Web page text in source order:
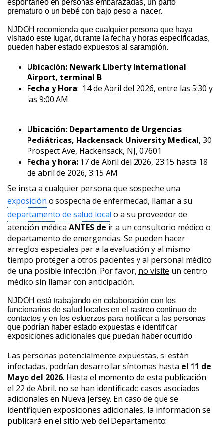
espontáneo en personas embarazadas, un parto
prematuro o un bebé con bajo peso al nacer.
NJDOH recomienda que cualquier persona que haya
visitado este lugar, durante la fecha y horas especificadas,
pueden haber estado expuestos al sarampión.
Ubicación: Newark Liberty International
Airport, terminal B
Fecha y Hora: 14 de Abril del 2026, entre las 5:30 y
las 9:00 AM
Ubicación: Departamento de Urgencias
Pediátricas, Hackensack University Medical, 30
Prospect Ave, Hackensack, NJ, 07601
Fecha y hora: 17 de Abril del 2026, 23:15 hasta 18
de abril de 2026, 3:15 AM
Se insta a cualquier persona que sospeche una
exposición o sospecha de enfermedad, llamar a su
departamento de salud local o a su proveedor de
atención médica ANTES de ir a un consultorio médico o
departamento de emergencias. Se pueden hacer
arreglos especiales par a la evaluación y al mismo
tiempo proteger a otros pacientes y al personal médico
de una posible infección. Por favor, no visite un centro
médico sin llamar con anticipación.
NJDOH está trabajando en colaboración con los
funcionarios de salud locales en el rastreo continuo de
contactos y en los esfuerzos para notificar a las personas
que podrían haber estado expuestas e identificar
exposiciones adicionales que puedan haber ocurrido.
Las personas potencialmente expuestas, si están
infectadas, podrían desarrollar síntomas hasta el 11 de
Mayo del 2026. Hasta el momento de esta publicación
el 22 de Abril, no se han identificado casos asociados
adicionales en Nueva Jersey. En caso de que se
identifiquen exposiciones adicionales, la información se
publicará en el sitio web del Departamento: